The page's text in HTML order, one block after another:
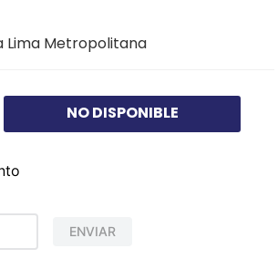
Lima Metropolitana
NO DISPONIBLE
ENVIAR